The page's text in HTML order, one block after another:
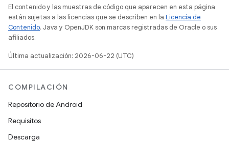
El contenido y las muestras de código que aparecen en esta página
están sujetas a las licencias que se describen en la Licencia de
Contenido. Java y OpenJDK son marcas registradas de Oracle o sus
afiliados.
Última actualización: 2026-06-22 (UTC)
COMPILACIÓN
Repositorio de Android
Requisitos
Descarga